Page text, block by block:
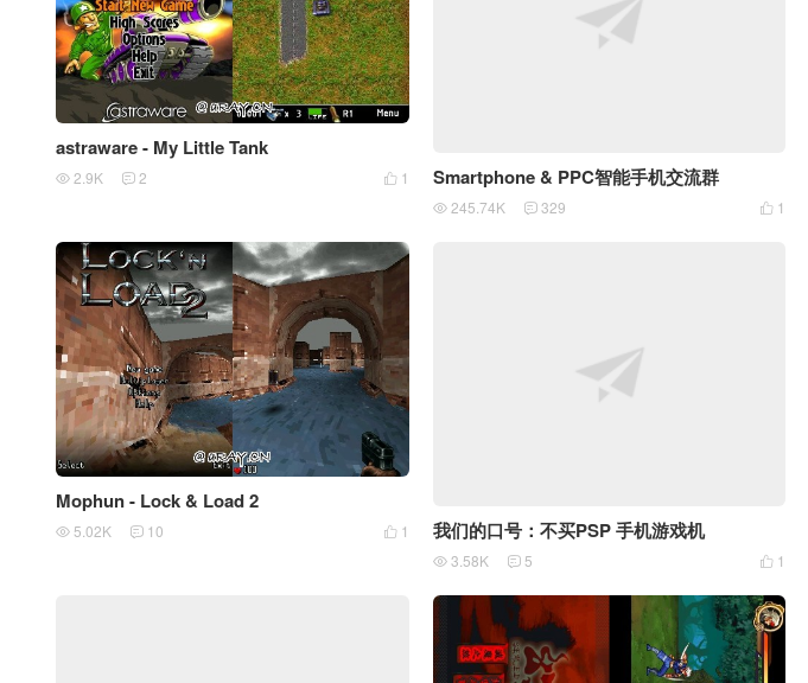
astraware - My Little Tank
 1
 2.9K  2 Smartphone & PPC智能手机交流群
 1
 245.74K  329
Mophun - Lock & Load 2
 1
 5.02K  10 我们的口号：不买PSP 手机游戏机
 1
 3.58K  5